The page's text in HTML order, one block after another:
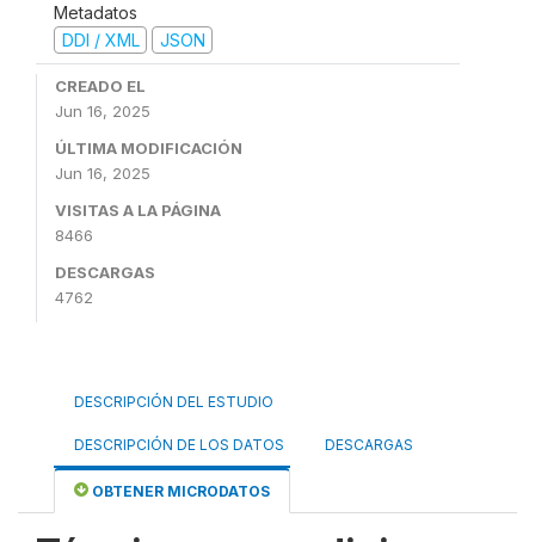
Metadatos
DDI / XML
JSON
CREADO EL
Jun 16, 2025
ÚLTIMA MODIFICACIÓN
Jun 16, 2025
VISITAS A LA PÁGINA
8466
DESCARGAS
4762
DESCRIPCIÓN DEL ESTUDIO
DESCRIPCIÓN DE LOS DATOS DESCARGAS
OBTENER MICRODATOS